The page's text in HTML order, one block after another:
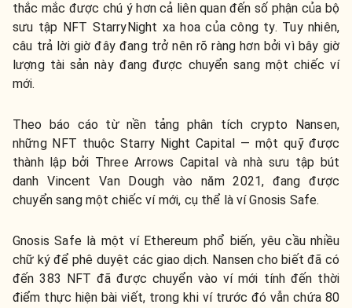
thắc mắc được chú ý hơn cả liên quan đến số phận của bộ
sưu tập NFT StarryNight xa hoa của công ty. Tuy nhiên,
câu trả lời giờ đây đang trở nên rõ ràng hơn bởi vì bây giờ
lượng tài sản này đang được chuyển sang một chiếc ví
mới.
Theo báo cáo từ nền tảng phân tích crypto Nansen,
những NFT thuộc Starry Night Capital — một quỹ được
thành lập bởi Three Arrows Capital và nhà sưu tập bút
danh Vincent Van Dough vào năm 2021, đang được
chuyển sang một chiếc ví mới, cụ thể là ví Gnosis Safe.
Gnosis Safe là một ví Ethereum phổ biến, yêu cầu nhiều
chữ ký để phê duyệt các giao dịch. Nansen cho biết đã có
đến 383 NFT đã được chuyển vào ví mới tính đến thời
điểm thực hiện bài viết, trong khi ví trước đó vẫn chứa 80